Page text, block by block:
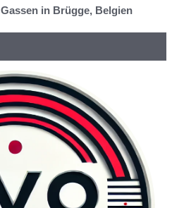
in Brügge, Belgien